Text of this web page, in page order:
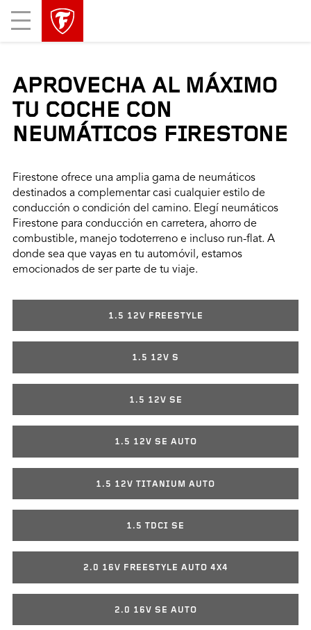
Mobile
Menu
APROVECHA AL MÁXIMO
TU COCHE CON
NEUMÁTICOS FIRESTONE
Firestone ofrece una amplia gama de neumáticos
destinados a complementar casi cualquier estilo de
conducción o condición del camino. Elegí neumáticos
Firestone para conducción en carretera, ahorro de
combustible, manejo todoterreno e incluso run-flat. A
donde sea que vayas en tu automóvil, estamos
emocionados de ser parte de tu viaje.
1.5 12V FREESTYLE
1.5 12V S
1.5 12V SE
1.5 12V SE AUTO
1.5 12V TITANIUM AUTO
1.5 TDCI SE
2.0 16V FREESTYLE AUTO 4X4
2.0 16V SE AUTO